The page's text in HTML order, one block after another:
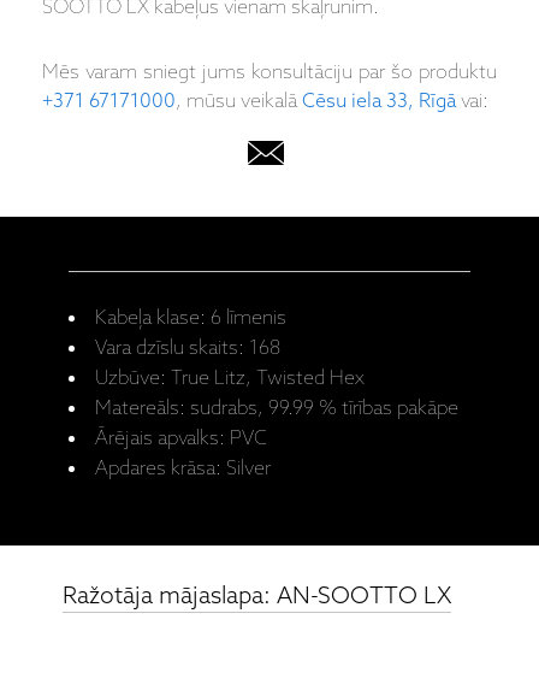
SOOTTO LX kabeļus vienam skaļrunim.
Mēs varam sniegt jums konsultāciju par šo produktu
+371 67171000, mūsu veikalāCēsu iela 33, Rīgāvai:
Kabeļa klase: 6 līmenis
Vara dzīslu skaits: 168
Uzbūve: True Litz, Twisted Hex
Matereāls: sudrabs, 99.99 % tīrības pakāpe
Ārējais apvalks: PVC
Apdares krāsa: Silver
Ražotāja mājaslapa: AN-SOOTTO LX